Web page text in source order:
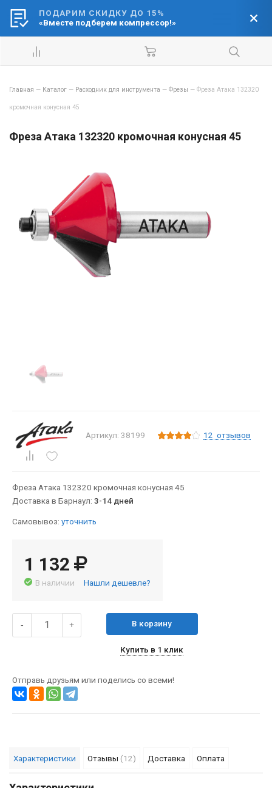
Ваш город:
Барнаул
Главная — Каталог — Расходник для инструмента — Фрезы — Фреза Атака 132320
кромочная конусная 45
Фреза Атака 132320 кромочная конусная 45
Артикул: 38199 12 отзывов
Фреза Атака 132320 кромочная конусная 45
Доставка в Барнаул: 3-14 дней
Самовывоз: уточнить
1 132
В наличии Нашли дешевле?
- + В корзину
Купить в 1 клик
Отправь друзьям или поделись со всеми!
Характеристики Отзывы (12) Доставка Оплата
ПОДАРИМ СКИДКУ ДО 15%
«Вместе подберем компрессор!»